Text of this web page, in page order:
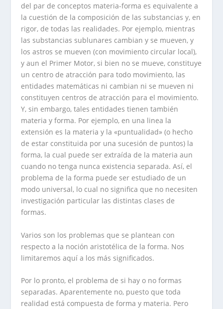
del par de conceptos materia-forma es equivalente a
la cuestión de la composición de las substancias y, en
rigor, de todas las realidades. Por ejemplo, mientras
las substancias sublunares cambian y se mueven, y
los astros se mueven (con movimiento circular local),
y aun el Primer Motor, si bien no se mueve, constituye
un centro de atracción para todo movimiento, las
entidades matemáticas ni cambian ni se mueven ni
constituyen centros de atracción para el movimiento.
Y, sin embargo, tales entidades tienen también
materia y forma. Por ejemplo, en una linea la
extensión es la materia y la «puntualidad» (o hecho
de estar constituida por una sucesión de puntos) la
forma, la cual puede ser extraída de la materia aun
cuando no tenga nunca existencia separada. Así, el
problema de la forma puede ser estudiado de un
modo universal, lo cual no significa que no necesiten
investigación particular las distintas clases de
formas.
Varios son los problemas que se plantean con
respecto a la noción aristotélica de la forma. Nos
limitaremos aquí a los más significados.
Por lo pronto, el problema de si hay o no formas
separadas. Aparentemente no, puesto que toda
realidad está compuesta de forma y materia. Pero